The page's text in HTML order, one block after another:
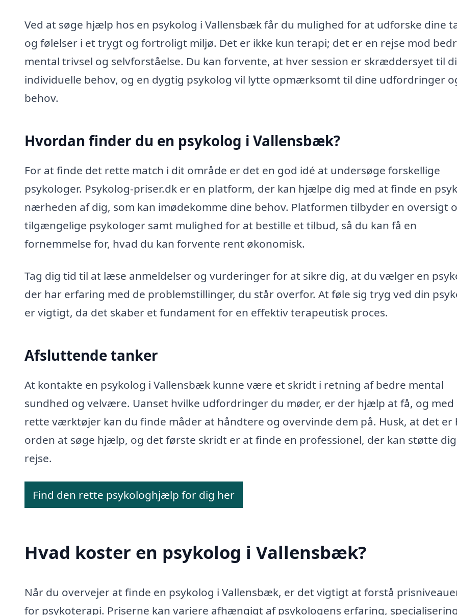
Ved at søge hjælp hos en psykolog i Vallensbæk får du mulighed for at udforske dine
og følelser i et trygt og fortroligt miljø. Det er ikke kun terapi; det er en rejse mod
mental trivsel og selvforståelse. Du kan forvente, at hver session er skræddersyet til
individuelle behov, og en dygtig psykolog vil lytte opmærksomt til dine udfordringer
behov.
Hvordan finder du en psykolog i Vallensbæk?
For at finde det rette match i dit område er det en god idé at undersøge forskellige
psykologer. Psykolog-priser.dk er en platform, der kan hjælpe dig med at finde en
nærheden af dig, som kan imødekomme dine behov. Platformen tilbyder en oversigt
tilgængelige psykologer samt mulighed for at bestille et tilbud, så du kan få en
fornemmelse for, hvad du kan forvente rent økonomisk.
Tag dig tid til at læse anmeldelser og vurderinger for at sikre dig, at du vælger en
der har erfaring med de problemstillinger, du står overfor. At føle sig tryg ved din
er vigtigt, da det skaber et fundament for en effektiv terapeutisk proces.
Afsluttende tanker
At kontakte en psykolog i Vallensbæk kunne være et skridt i retning af bedre mental
sundhed og velvære. Uanset hvilke udfordringer du møder, er der hjælp at få, og med
rette værktøjer kan du finde måder at håndtere og overvinde dem på. Husk, at det er
orden at søge hjælp, og det første skridt er at finde en professionel, der kan støtte
rejse.
Find den rette psykologhjælp for dig her
Hvad koster en psykolog i Vallensbæk?
Når du overvejer at finde en psykolog i Vallensbæk, er det vigtigt at forstå
for psykoterapi. Priserne kan variere afhængigt af psykologens erfaring,